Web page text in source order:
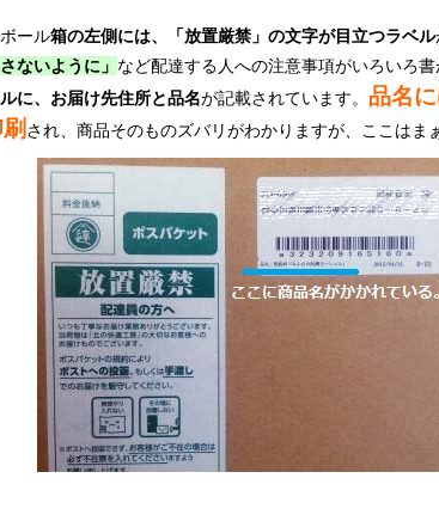
ール箱の左側には、「放置厳禁」の文字が目立つラベル
さないように」 など配達する人への注意事項がいろいろ
に、お届け先住所と品名が記載されています。 品名
され、商品そのものズバリがわかりますが、ここはま